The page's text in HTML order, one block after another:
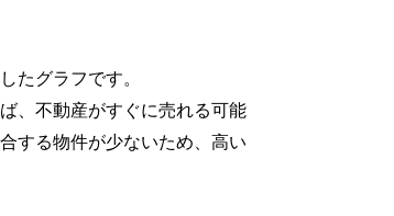
たグラフです。
、不動産がすぐに売れる可能
する物件が少ないため、高い